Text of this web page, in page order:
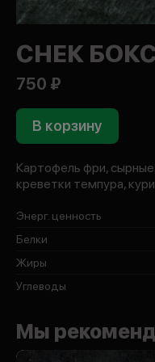
СНЕК
750 ₽
В корзину
Картофель фри,
креветки темпура,
Энерг. ценность
Белки
Жиры
Углеводы
Мы